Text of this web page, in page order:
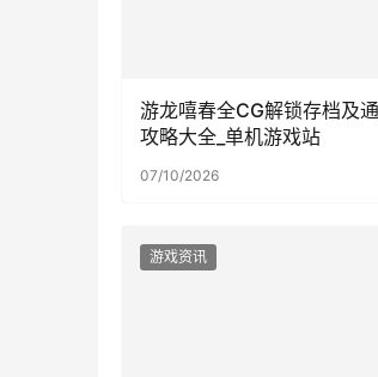
游龙嘻春全CG解锁存档及
攻略大全_单机游戏站
07/10/2026
游戏资讯